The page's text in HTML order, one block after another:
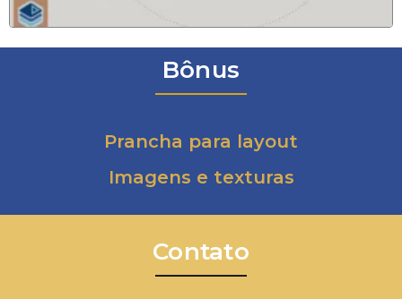
Bônus
Prancha para layout
Imagens e texturas
Contato